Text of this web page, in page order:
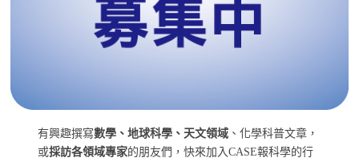
有興趣撰寫數學、地球科學、天文領域 、化學科普文章，
或採訪各領域專家的朋友們，快來加入CASE報科學的行